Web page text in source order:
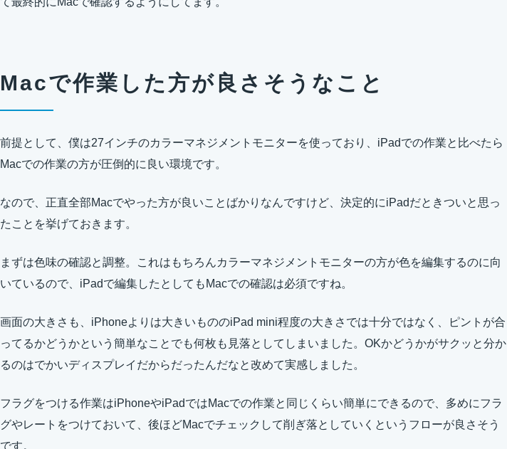
Macで作業した方が良さそうなこと
前提として、僕は27インチのカラーマネジメントモニターを使っており、iPadでの作業と比べたら
Macでの作業の方が圧倒的に良い環境です。
なので、正直全部Macでやった方が良いことばかりなんですけど、決定的にiPadだときついと思っ
たことを挙げておきます。
まずは色味の確認と調整。これはもちろんカラーマネジメントモニターの方が色を編集するのに向
いているので、iPadで編集したとしてもMacでの確認は必須ですね。
画面の大きさも、iPhoneよりは大きいもののiPad mini程度の大きさでは十分ではなく、ピントが合
ってるかどうかという簡単なことでも何枚も見落としてしまいました。OKかどうかがサクッと分か
るのはでかいディスプレイだからだったんだなと改めて実感しました。
フラグをつける作業はiPhoneやiPadではMacでの作業と同じくらい簡単にできるので、多めにフラ
グやレートをつけておいて、後ほどMacでチェックして削ぎ落としていくというフローが良さそう
です。